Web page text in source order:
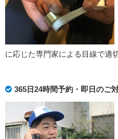
に応じた専門家による目線で適
365日24時間予約・即日のご